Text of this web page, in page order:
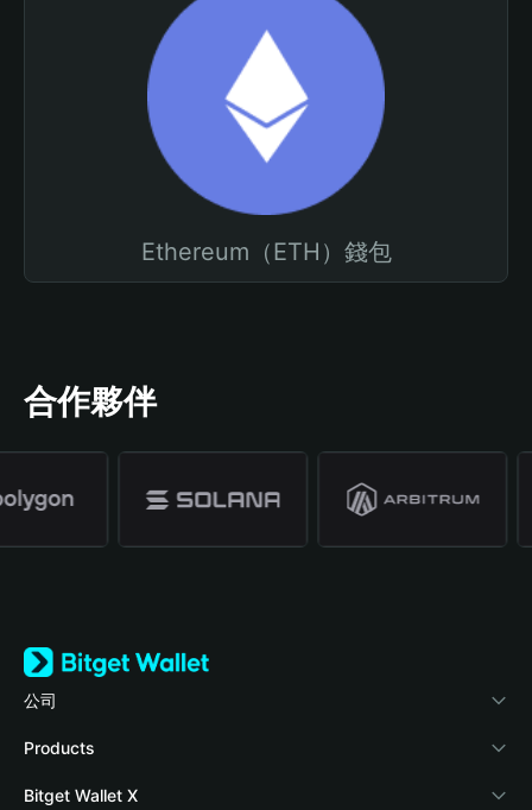
Ethereum（ETH）錢包
合作夥伴
公司
關於 Bitget Wallet
部落格
Products
Crypto Card
Bitget Wallet X